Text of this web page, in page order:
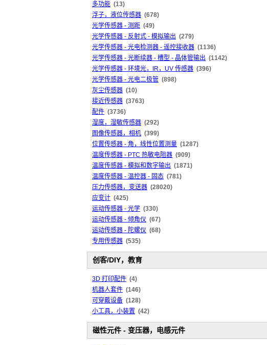
多功能 (13)
浮子，液位传感器 (678)
光学传感器 - 测距 (49)
光学传感器 - 反射式 - 模拟输出 (279)
光学传感器 - 光电检测器 - 遥控接收器 (1136)
光学传感器 - 光断续器 - 槽型 - 晶体管输出 (1142)
光学传感器 - 环境光，IR，UV 传感器 (396)
光学传感器 - 光电二极管 (898)
灰尘传感器 (10)
接近传感器 (3763)
配件 (3736)
湿度，湿敏传感器 (292)
图像传感器，相机 (399)
位置传感器 - 角，线性位置测量 (1287)
温度传感器 - PTC 热敏电阻器 (909)
温度传感器 - 模拟和数字输出 (1871)
温度传感器 - 温控器 - 固态 (781)
压力传感器，变送器 (28020)
应变计 (425)
运动传感器 - 光学 (330)
运动传感器 - 倾角仪 (67)
运动传感器 - 陀螺仪 (68)
专用传感器 (535)
创客/DIY，教育
3D 打印配件 (4)
机器人套件 (146)
可穿戴设备 (128)
小工具，小装置 (42)
磁性元件 - 变压器，电感元件